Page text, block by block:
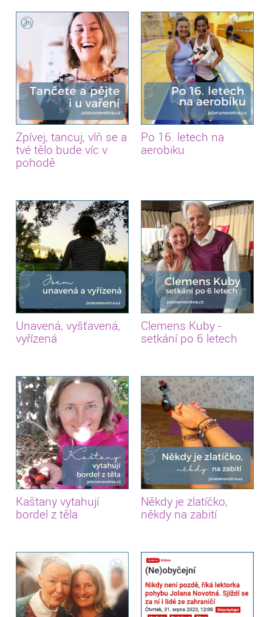
Zpívej, tancuj, vlň se a
tvé tělo bude víc v
pohodě
Po 16. letech na
aerobiku
Unavená, vyšťavená,
vyřízená
Clemens Kuby -
setkání po 6 letech
Kaštany vytahují
bordel z těla
Někdy je zlatíčko,
někdy na zabití